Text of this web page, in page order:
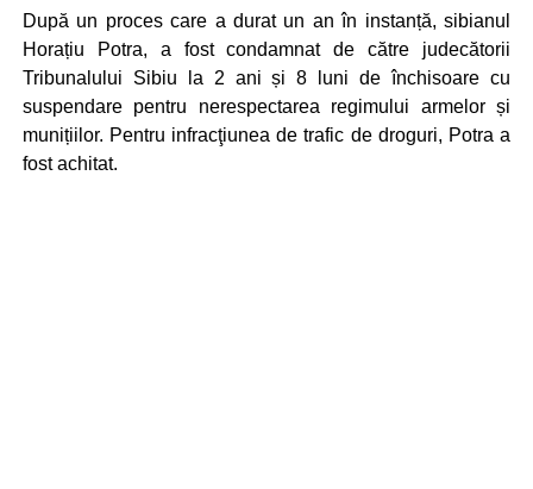
După un proces care a durat un an în instanță, sibianul
Horațiu Potra, a fost condamnat de către judecătorii
Tribunalului Sibiu la 2 ani și 8 luni de închisoare cu
suspendare pentru nerespectarea regimului armelor și
munițiilor. Pentru infracţiunea de trafic de droguri, Potra a
fost achitat.